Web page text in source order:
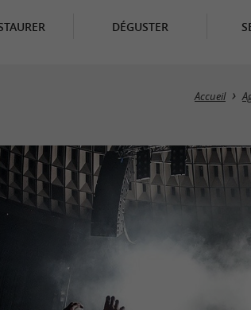
DÉGUSTER
Accueil